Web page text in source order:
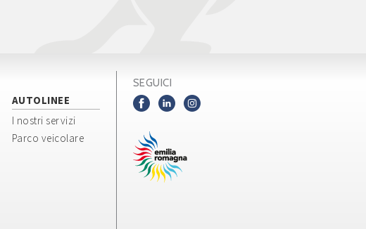
AUTOLINEE
I nostri servizi
Parco veicolare
SEGUICI